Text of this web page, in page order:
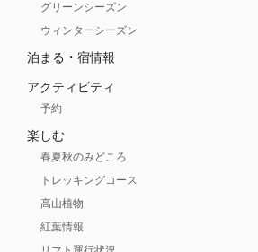
グリーンシーズン
ウィンターシーズン
泊まる・宿情報
アクティビティ
予約
楽しむ
春夏秋のみどころ
トレッキングコース
高山植物
紅葉情報